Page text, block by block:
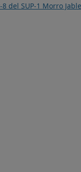
del SUP-1 Morro